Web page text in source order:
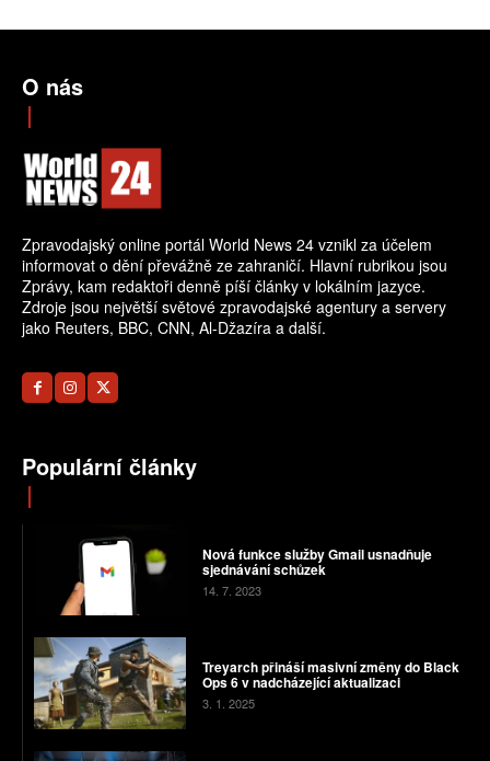
O nás
Zpravodajský online portál World News 24 vznikl za účelem
informovat o dění převážně ze zahraničí. Hlavní rubrikou jsou
Zprávy, kam redaktoři denně píší články v lokálním jazyce.
Zdroje jsou největší světové zpravodajské agentury a servery
jako Reuters, BBC, CNN, Al-Džazíra a další.
Populární články
Nová funkce služby Gmail usnadňuje
sjednávání schůzek
14. 7. 2023
Treyarch přináší masivní změny do Black
Ops 6 v nadcházející aktualizaci
3. 1. 2025